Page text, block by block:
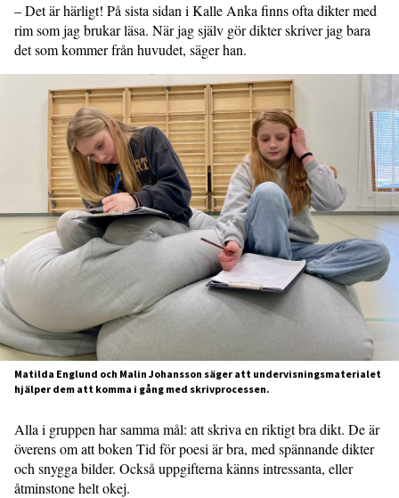
– Det är härligt! På sista sidan i Kalle Anka finns ofta dikter med
rim som jag brukar läsa. När jag själv gör dikter skriver jag bara
det som kommer från huvudet, säger han.
Matilda Englund och Malin Johansson säger att undervisningsmaterialet
hjälper dem att komma i gång med skrivprocessen.
Alla i gruppen har samma mål: att skriva en riktigt bra dikt. De är
överens om att boken Tid för poesi är bra, med spännande dikter
och snygga bilder. Också uppgifterna känns intressanta, eller
åtminstone helt okej.